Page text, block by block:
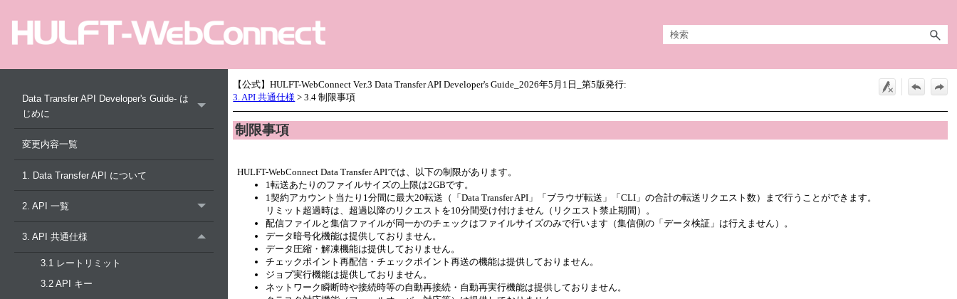
Data Transfer API Developer's Guide- は
じめに
変更内容一覧
1. Data Transfer API について
2. API 一覧
3. API 共通仕様
3.1 レートリミット
3.2 API キー
【公式】HULFT-WebConnect Ver.3 Data Transfer API Developer's Guide_2026年5月1日_第5版発行:
3. API 共通仕様 >3.4 制限事項
制限事項
HULFT-WebConnect Data Transfer APIでは、以下の制限があります。
1転送あたりのファイルサイズの上限は2GBです。
1契約アカウント当たり1分間に最大20転送（「Data Transfer API」「ブラウザ転送」「CLI」の合計の転送リクエスト数）まで行うことができます。
リミット超過時は、超過以降のリクエストを10分間受け付けません（リクエスト禁止期間）。
配信ファイルと集信ファイルが同一かのチェックはファイルサイズのみで行います（集信側の「データ検証」は行えません）。
データ暗号化機能は提供しておりません。
データ圧縮・解凍機能は提供しておりません。
チェックポイント再配信・チェックポイント再送の機能は提供しておりません。
ジョブ実行機能は提供しておりません。
ネットワーク瞬断時や接続時等の自動再接続・自動再実行機能は提供しておりません。